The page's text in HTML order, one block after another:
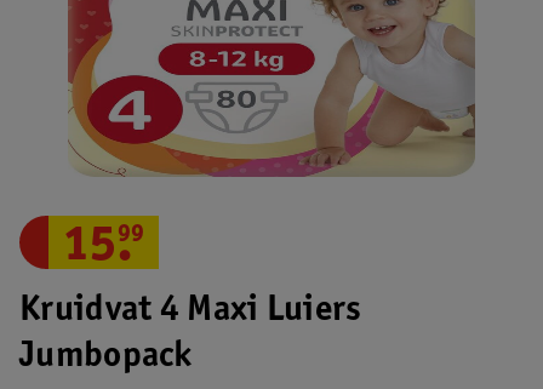
Kruidvat 4 Maxi Luiers
Jumbopack
15.
99